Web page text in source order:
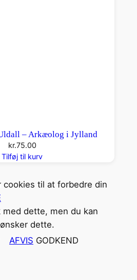
– Arkæolog i Jylland
kr.75.00
Tilføj til kurv
til at forbedre din
dette, men du kan
dette.
AFVIS GODKEND